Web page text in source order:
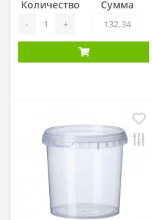
Количество
- +
Сумма